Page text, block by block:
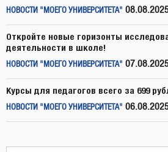
НОВОСТИ "МОЕГО УНИВЕРСИТЕТА"
Откройте новые горизонты
деятельности в школе!
НОВОСТИ "МОЕГО УНИВЕРСИТЕТА"
Курсы для педагогов всего за 699
НОВОСТИ "МОЕГО УНИВЕРСИТЕТА"